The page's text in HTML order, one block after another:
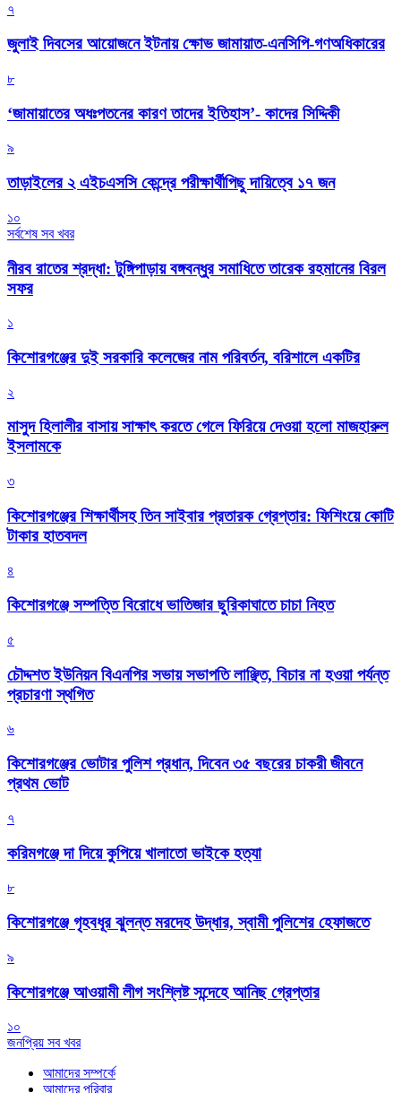
৭
জুলাই দিবসের আয়োজনে ইটনায় ক্ষোভ জামায়াত-এনসিপি-গণঅধিকারের
৮
‘জামায়াতের অধঃপতনের কারণ তাদের ইতিহাস’- কাদের সিদ্দিকী
৯
তাড়াইলের ২ এইচএসসি কেন্দ্রে পরীক্ষার্থীপিছু দায়িত্বে ১৭ জন
১০
সর্বশেষ সব খবর
নীরব রাতের শ্রদ্ধা: টুঙ্গিপাড়ায় বঙ্গবন্ধুর সমাধিতে তারেক রহমানের বিরল
সফর
১
কিশোরগঞ্জের দুই সরকারি কলেজের নাম পরিবর্তন, বরিশালে একটির
২
মাসুদ হিলালীর বাসায় সাক্ষাৎ করতে গেলে ফিরিয়ে দেওয়া হলো মাজহারুল
ইসলামকে
৩
কিশোরগঞ্জের শিক্ষার্থীসহ তিন সাইবার প্রতারক গ্রেপ্তার: ফিশিংয়ে কোটি
টাকার হাতবদল
৪
কিশোরগঞ্জে সম্পত্তি বিরোধে ভাতিজার ছুরিকাঘাতে চাচা নিহত
৫
চৌদ্দশত ইউনিয়ন বিএনপির সভায় সভাপতি লাঞ্ছিত, বিচার না হওয়া পর্যন্ত
প্রচারণা স্থগিত
৬
কিশোরগঞ্জের ভোটার পুলিশ প্রধান, দিবেন ৩৫ বছরের চাকরী জীবনে
প্রথম ভোট
৭
করিমগঞ্জে দা দিয়ে কুপিয়ে খালাতো ভাইকে হত্যা
৮
কিশোরগঞ্জে গৃহবধূর ঝুলন্ত মরদেহ উদ্ধার, স্বামী পুলিশের হেফাজতে
৯
কিশোরগঞ্জে আওয়ামী লীগ সংশ্লিষ্ট সন্দেহে আনিছ গ্রেপ্তার
১০
জনপ্রিয় সব খবর
আমাদের সম্পর্কে
আমাদের পরিবার